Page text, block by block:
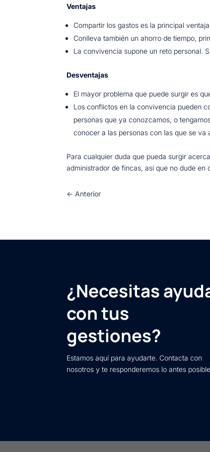
Ventajas
Compartir los gastos es la principal
Conlleva también un ahorro de tiempo,
La convivencia supone un reto personal.
Desventajas
El mayor problema que puede surgir es
Los conflictos en la convivencia pueden
personas que ya conozcamos, o
conocer a las personas con las que se va
Para cualquier duda que pueda surgir
administrador de fincas, así que no dude en
← Anterior
¿Necesitas
con tus
gestiones?
Estamos aquí para ayudarte. Contacta con
nosotros y te responderemos lo antes